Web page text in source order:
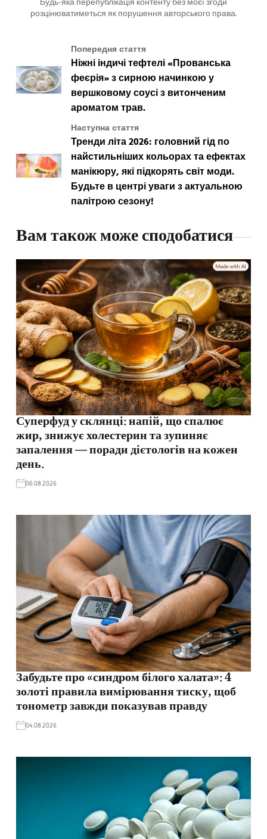
розцінюватиметься як порушення авторського права.
Попередня стаття
Ніжні індичі тефтелі «Прованська
феєрія» з сирною начинкою у
вершковому соусі з витонченим
ароматом трав.
Наступна стаття
Тренди літа 2026: головний гід по
найстильніших кольорах та ефектах
манікюру, які підкорять світ моди.
Будьте в центрі уваги з актуальною
палітрою сезону!
Вам також може сподобатися
Суперфуд у склянці: напій, що спалює
жир, знижує холестерин та зупиняє
запалення — поради дієтологів на кожен
день.
06.08.2026
Забудьте про «синдром білого халата»: 4
золоті правила вимірювання тиску, щоб
тонометр завжди показував правду
04.08.2026